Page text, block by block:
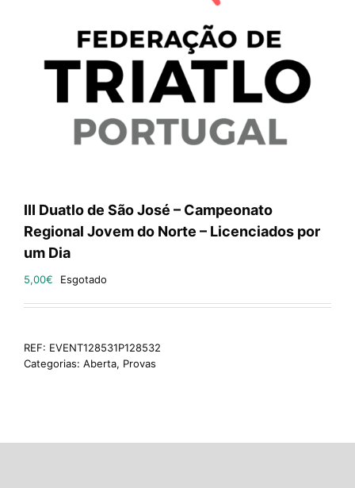
III Duatlo de São José – Campeonato
Regional Jovem do Norte – Licenciados por
um Dia
5,00€ Esgotado
REF: EVENT128531P128532
Categorias: Aberta, Provas